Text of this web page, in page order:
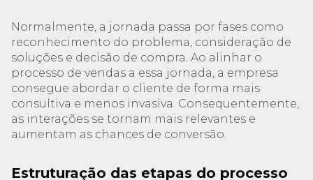
Normalmente, a jornada passa por fases como
reconhecimento do problema, consideração de
soluções e decisão de compra. Ao alinhar o
processo de vendas a essa jornada, a empresa
consegue abordar o cliente de forma mais
consultiva e menos invasiva. Consequentemente,
as interações se tornam mais relevantes e
aumentam as chances de conversão.
Estruturação das etapas do processo